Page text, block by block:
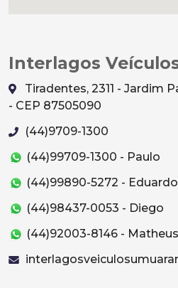
Interlagos
Tiradentes, 2311 - Jardim
- CEP 87505090
(44)9709-1300
(44)99709-1300 - Paulo
(44)99890-5272 - Eduardo
(44)98437-0053 - Diego
(44)92003-8146 - Matheus